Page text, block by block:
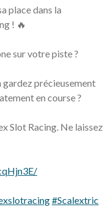
place dans la
! 🔥
sur votre piste ?
gardez précieusement
en course ?
Slot Racing. Ne laissez
#Scalextric